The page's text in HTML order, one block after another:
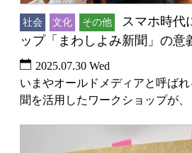
社会 文化 その他
スマホ時代
ップ「まわしよみ新聞」の意
2025.07.30 Wed
いまやオールドメディアと呼ば
聞を活用したワークショップが